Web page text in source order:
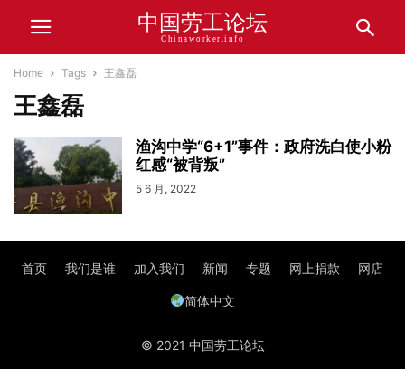
中国劳工论坛
Chinaworker.info
Home Tags 王鑫磊
王鑫磊
渔沟中学“6+1”事件：政府洗白使小粉
红感“被背叛”
5 6 月, 2022
首页 我们是谁 加入我们 新闻 专题 网上捐款 网店
简体中文
© 2021 中国劳工论坛